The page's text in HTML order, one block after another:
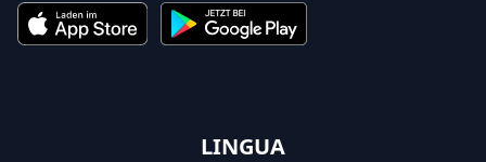
LINGUA